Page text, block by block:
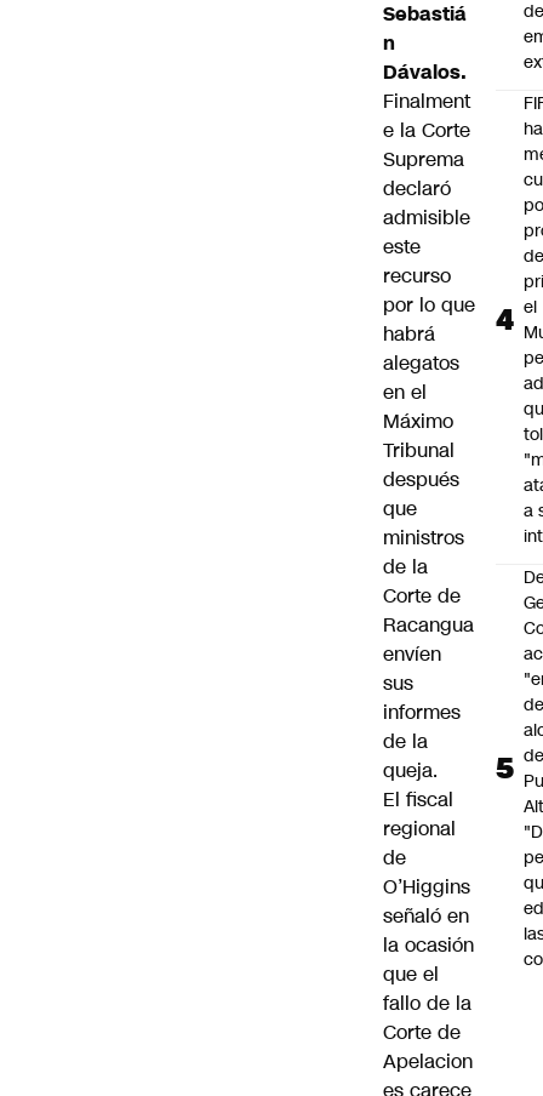
Sebastiá
n
Dávalos.
Finalment
e la Corte
Suprema
declaró
admisible
este
recurso
por lo que
habrá
alegatos
en el
Máximo
Tribunal
después
que
ministros
de la
Corte de
Racangua
envíen
sus
informes
de la
queja.
El fiscal
regional
de
O’Higgins
señaló en
la ocasión
que el
fallo de la
Corte de
Apelacion
es carece
de
de
el
a
de